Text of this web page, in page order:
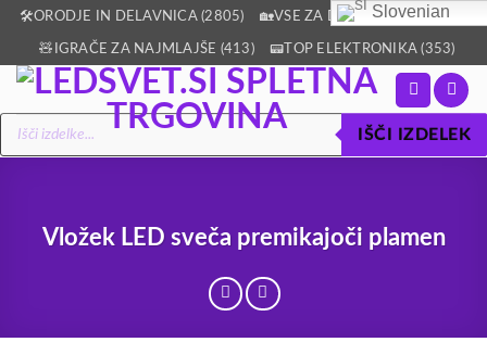
Skoči
vsebino
🛠️ORODJE IN DELAVNICA (2805) 🏡VSE ZA DOM IN VRT (2512)
🧸IGRAČE ZA NAJMLAJŠE (413) 📟TOP ELEKTRONIKA (353)
Products
search
IŠČI IZDELEK
Vložek LED sveča premikajoči plamen
Slovenian